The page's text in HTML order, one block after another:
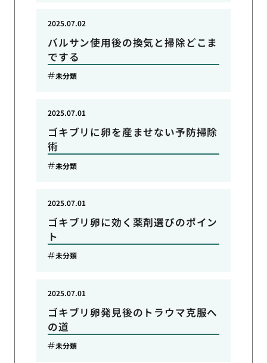
バルサン使用後の換気と掃除どこま
でする
2025.07.02
未分類
ゴキブリに卵を産ませない予防掃除
術
2025.07.01
未分類
ゴキブリ卵に効く薬剤選びのポイン
ト
2025.07.01
未分類
ゴキブリ卵発見後のトラウマ克服へ
の道
2025.07.01
未分類